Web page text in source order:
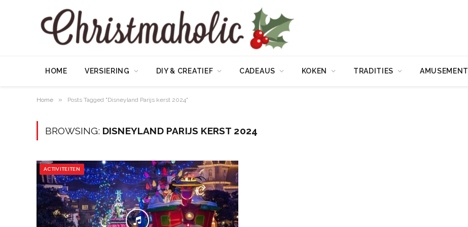
HOME VERSIERING DIY & CREATIEF CADEAUS KOKEN TRADITIES AMUSEMENT
Home » Posts Tagged "Disneyland Parijs kerst 2024"
BROWSING: DISNEYLAND PARIJS KERST 2024
ACTIVITEITEN